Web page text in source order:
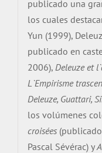
publicado una
los cuales
Yun (1999),
publicado en
2006), Deleuze et
L`Empirisme
Deleuze, Guattari,
los volúmenes
croisées
Pascal Sévérac) y